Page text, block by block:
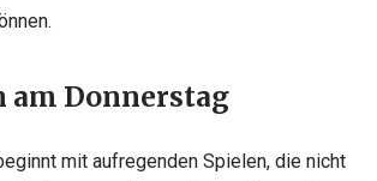
am Donnerstag
mit aufregenden Spielen, die nicht